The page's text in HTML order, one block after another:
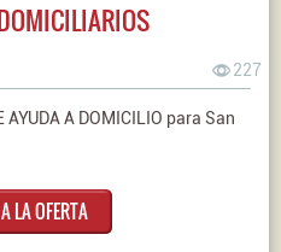
227
A DOMICILIO para San
LA OFERTA